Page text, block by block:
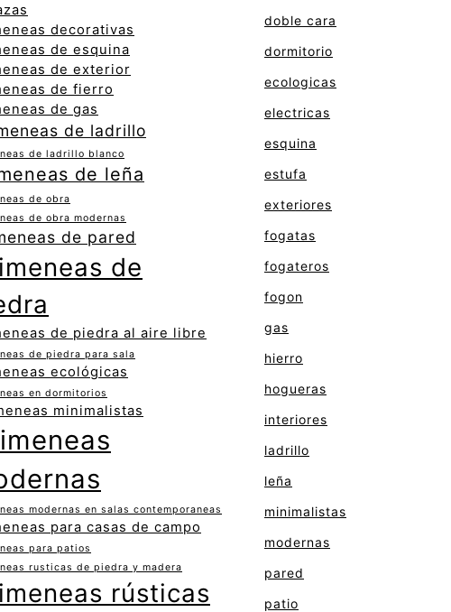
decorativas
de esquina
de exterior
de fierro
de gas
de ladrillo
de ladrillo blanco
de leña
de obra
de obra modernas
de pared
de
de piedra al aire libre
de piedra para sala
ecológicas
en dormitorios
minimalistas
modernas en salas contemporaneas
para casas de campo
para patios
rusticas de piedra y madera
rústicas
doble cara
dormitorio
ecologicas
electricas
esquina
estufa
exteriores
fogatas
fogateros
fogon
gas
hierro
hogueras
interiores
ladrillo
leña
minimalistas
modernas
pared
patio